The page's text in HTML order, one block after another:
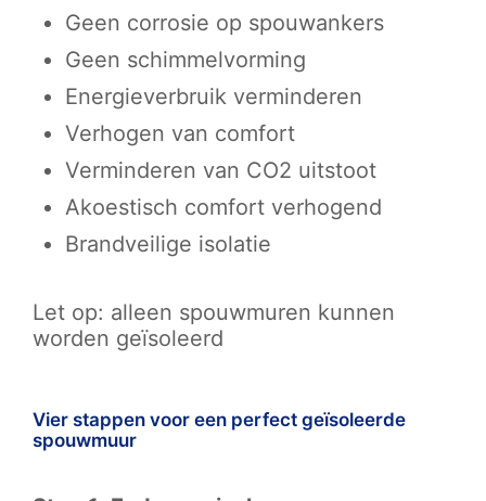
Geen corrosie op spouwankers
Geen schimmelvorming
Energieverbruik verminderen
Verhogen van comfort
Verminderen van CO2 uitstoot
Akoestisch comfort verhogend
Brandveilige isolatie
Let op: alleen spouwmuren kunnen
worden geïsoleerd
Vier stappen voor een perfect geïsoleerde
spouwmuur